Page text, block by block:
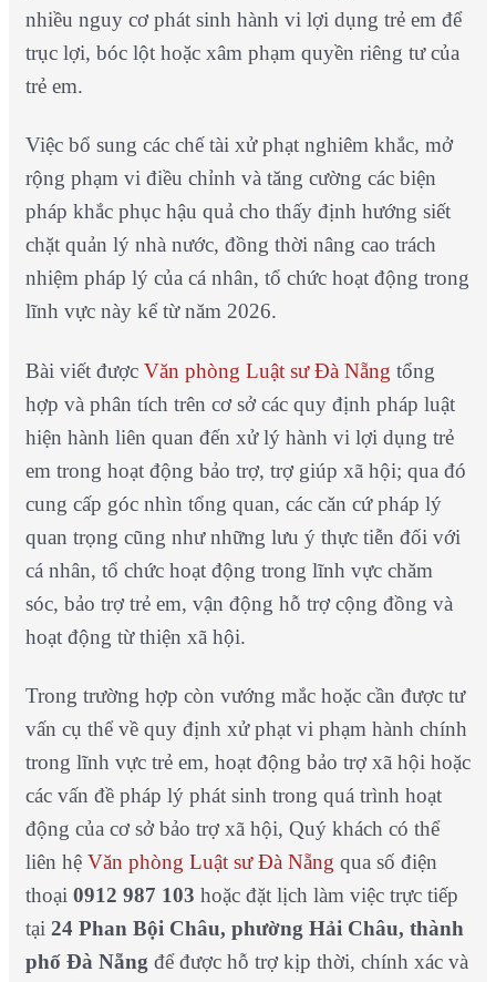
nhiều nguy cơ phát sinh hành vi lợi dụng trẻ em để
trục lợi, bóc lột hoặc xâm phạm quyền riêng tư của
trẻ em.
Việc bổ sung các chế tài xử phạt nghiêm khắc, mở
rộng phạm vi điều chỉnh và tăng cường các biện
pháp khắc phục hậu quả cho thấy định hướng siết
chặt quản lý nhà nước, đồng thời nâng cao trách
nhiệm pháp lý của cá nhân, tổ chức hoạt động trong
lĩnh vực này kể từ năm 2026.
Bài viết được Văn phòng Luật sư Đà Nẵng tổng
hợp và phân tích trên cơ sở các quy định pháp luật
hiện hành liên quan đến xử lý hành vi lợi dụng trẻ
em trong hoạt động bảo trợ, trợ giúp xã hội; qua đó
cung cấp góc nhìn tổng quan, các căn cứ pháp lý
quan trọng cũng như những lưu ý thực tiễn đối với
cá nhân, tổ chức hoạt động trong lĩnh vực chăm
sóc, bảo trợ trẻ em, vận động hỗ trợ cộng đồng và
hoạt động từ thiện xã hội.
Trong trường hợp còn vướng mắc hoặc cần được tư
vấn cụ thể về quy định xử phạt vi phạm hành chính
trong lĩnh vực trẻ em, hoạt động bảo trợ xã hội hoặc
các vấn đề pháp lý phát sinh trong quá trình hoạt
động của cơ sở bảo trợ xã hội, Quý khách có thể
liên hệ Văn phòng Luật sư Đà Nẵng qua số điện
thoại 0912 987 103 hoặc đặt lịch làm việc trực tiếp
tại 24 Phan Bội Châu, phường Hải Châu, thành
phố Đà Nẵng để được hỗ trợ kịp thời, chính xác và